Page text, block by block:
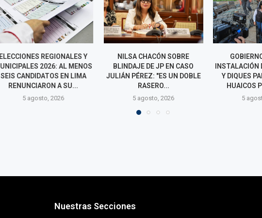
NILSA CHACÓN SOBRE
BLINDAJE DE JP EN CASO
JULIÁN PÉREZ: "ES UN DOBLE
RASERO...
5 agosto, 2026
GOBIERNO ANUNCIA
INSTALACIÓN DE GEOMALLAS
Y DIQUES PARA PREVENIR
HUAICOS POR EL NIÑO
5 agosto, 2026
SENADO
COMISIONES
5
Nuestras Secciones